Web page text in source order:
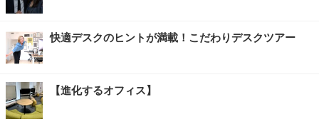
快適デスクのヒントが満載！こだわりデスクツアー
【進化するオフィス】